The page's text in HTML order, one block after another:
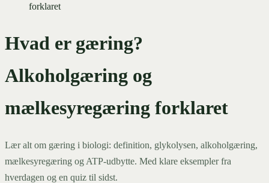
forklaret
Hvad er gæring?
Alkoholgæring og
mælkesyregæring forklaret
Lær alt om gæring i biologi: definition, glykolysen, alkoholgæring,
mælkesyregæring og ATP-udbytte. Med klare eksempler fra
hverdagen og en quiz til sidst.